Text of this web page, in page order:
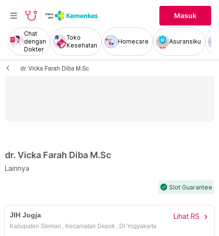
Masuk
Chat
dengan
Dokter
Toko
Kesehatan
Homecare Asuransiku
dr. Vicka Farah Diba M.Sc
dr. Vicka Farah Diba M.Sc
Lainnya
check Slot Guarantee
JIH Jogja Lihat RS chevron_right
Kabupaten Sleman , Kecamatan Depok , DI Yogyakarta